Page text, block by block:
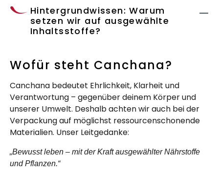
Hintergrundwissen: Warum
setzen wir auf ausgewählte
Inhaltsstoffe?
Wofür steht Canchana?
Canchana bedeutet Ehrlichkeit, Klarheit und
Verantwortung – gegenüber deinem Körper und
unserer Umwelt. Deshalb achten wir auch bei der
Verpackung auf möglichst ressourcenschonende
Materialien. Unser Leitgedanke:
„Bewusst leben – mit der Kraft ausgewählter Nährstoffe
und Pflanzen.“